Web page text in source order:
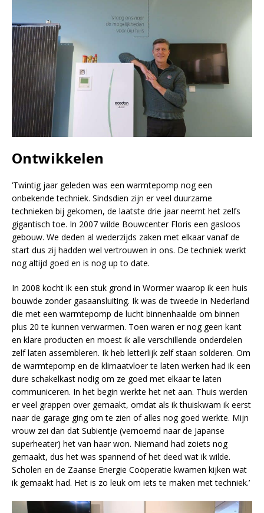
Ontwikkelen
‘Twintig jaar geleden was een warmtepomp nog een
onbekende techniek. Sindsdien zijn er veel duurzame
technieken bij gekomen, de laatste drie jaar neemt het zelfs
gigantisch toe. In 2007 wilde Bouwcenter Floris een gasloos
gebouw. We deden al wederzijds zaken met elkaar vanaf de
start dus zij hadden wel vertrouwen in ons. De techniek werkt
nog altijd goed en is nog up to date.
In 2008 kocht ik een stuk grond in Wormer waarop ik een huis
bouwde zonder gasaansluiting. Ik was de tweede in Nederland
die met een warmtepomp de lucht binnenhaalde om binnen
plus 20 te kunnen verwarmen. Toen waren er nog geen kant
en klare producten en moest ik alle verschillende onderdelen
zelf laten assembleren. Ik heb letterlijk zelf staan solderen. Om
de warmtepomp en de klimaatvloer te laten werken had ik een
dure schakelkast nodig om ze goed met elkaar te laten
communiceren. In het begin werkte het net aan. Thuis werden
er veel grappen over gemaakt, omdat als ik thuiskwam ik eerst
naar de garage ging om te zien of alles nog goed werkte. Mijn
vrouw zei dan dat Subientje (vernoemd naar de Japanse
superheater) het van haar won. Niemand had zoiets nog
gemaakt, dus het was spannend of het deed wat ik wilde.
Scholen en de Zaanse Energie Coöperatie kwamen kijken wat
ik gemaakt had. Het is zo leuk om iets te maken met techniek.’